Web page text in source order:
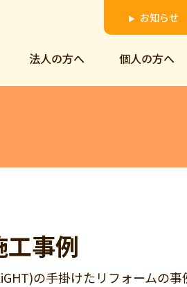
▶ お知らせ
法人の方へ 個人の方へ
工事例
の手掛けたリフォームの